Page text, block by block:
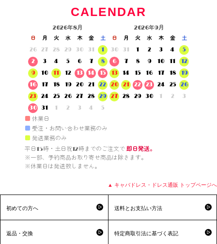
CALENDAR
2026年8月
日 月 火 水 木 金
土
26
27 28 29 30 31
1
2
3 4 5 6 7
8
9
10 11 12 13 14
15
16
17 18 19 20 21
22
23
24 25 26 27 28
29
30
31 1 2 3 4 5
2026年9月
日 月 火 水 木 金
土
30
31 1 2 3 4
5
6
7 8 9 10 11
12
13
14 15 16 17 18
19
20
21 22 23 24 25
26
27
28 29 30 1 2 3
■ 休業日
■ 受注・お問い合わせ業務のみ
■ 発送業務のみ
平日15時・土日祝12時までのご注文で 即日発送。
※一部、予約商品お取り寄せ商品は除きます。
※休業日は発送致しません。
▲ キャバドレス・ドレス通販 トップページへ
初めての方へ 送料とお支払い方法
返品・交換 特定商取引法に基づく表記